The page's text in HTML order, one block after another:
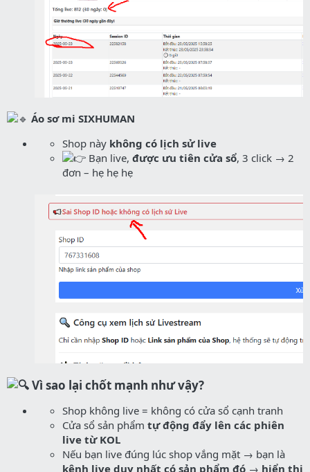
Áo sơ mi SIXHUMAN
Shop này không có lịch sử live
Bạn live, được ưu tiên cửa sổ, 3 click → 2
đơn – hẹ hẹ hẹ
Vì sao lại chốt mạnh như vậy?
Shop không live = không có cửa sổ cạnh tranh
Cửa sổ sản phẩm tự động đẩy lên các phiên
live từ KOL
Nếu bạn live đúng lúc shop vắng mặt → bạn là
kênh live duy nhất có sản phẩm đó → hiển thị